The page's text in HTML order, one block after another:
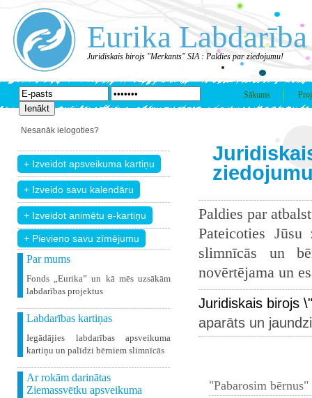
Eurika Labdarība
Juridiskais birojs "Merkants" SIA : Paldies par ziedojumu!
Sākums
Nesanāk ielogoties?
+ Pievieno savu zīmējumu
Par mums
Fonds „Eurika” un kā mēs uzsākām
labdarības projektus
Labdarības kartiņas
Iegādājies labdarības apsveikuma
kartiņu un palīdzi bērniem slimnīcās
Ar rokām darinātas
Ziemassvētku apsveikuma
Paldies par
Pateicoties
slimnīcās un
novērtējama un
Juridiskais birojs
aparāts un
"Pabarosim